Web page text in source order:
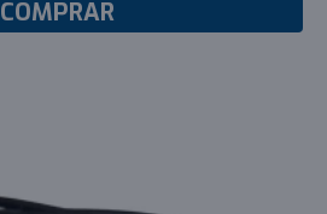
COMPRAR